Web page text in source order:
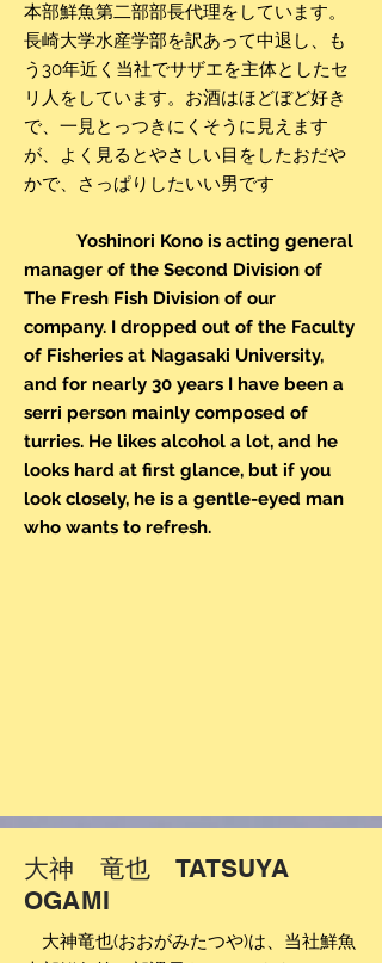
本部鮮魚第二部部長代理をしています。
長崎大学水産学部を訳あって中退し、も
う30年近く当社でサザエを主体としたセ
リ人をしています。お酒はほどぼど好き
で、一見とっつきにくそうに見えます
が、よく見るとやさしい目をしたおだや
かで、さっぱりしたいい男です
Yoshinori Kono is acting general
manager of the Second Division of
The Fresh Fish Division of our
company. I dropped out of the Faculty
of Fisheries at Nagasaki University,
and for nearly 30 years I have been a
serri person mainly composed of
turries. He likes alcohol a lot, and he
looks hard at first glance, but if you
look closely, he is a gentle-eyed man
who wants to refresh.
大神 竜也 TATSUYA
OGAMI
大神竜也(おおがみたつや)は、当社鮮魚